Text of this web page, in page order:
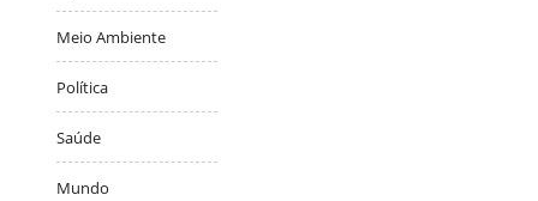
Meio Ambiente
Política
Saúde
Mundo